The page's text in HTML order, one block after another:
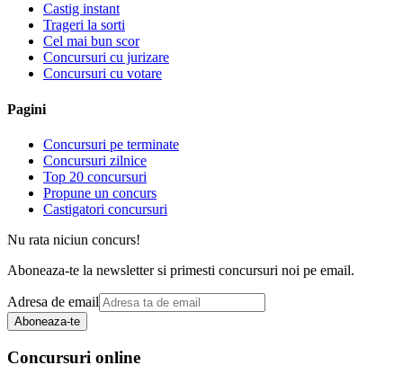
Castig instant
Trageri la sorti
Cel mai bun scor
Concursuri cu jurizare
Concursuri cu votare
Pagini
Concursuri pe terminate
Concursuri zilnice
Top 20 concursuri
Propune un concurs
Castigatori concursuri
Nu rata niciun concurs!
Aboneaza-te la newsletter si primesti concursuri noi pe email.
Adresa de email
Aboneaza-te
Concursuri online